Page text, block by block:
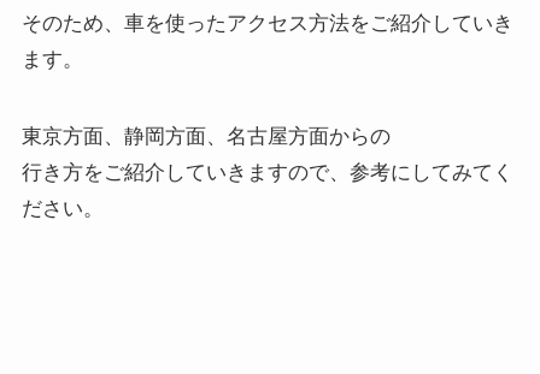
そのため、車を使ったアクセス方法をご紹介していき
ます。
東京方面、静岡方面、名古屋方面からの
行き方をご紹介していきますので、参考にしてみてく
ださい。